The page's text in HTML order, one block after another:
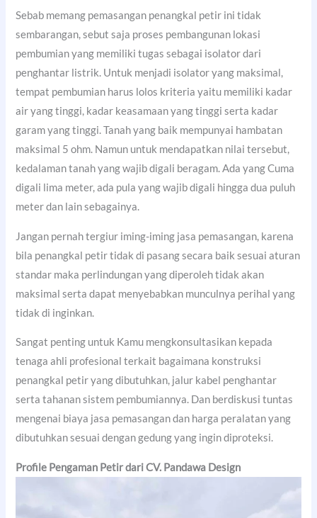
Sebab memang pemasangan penangkal petir ini tidak
sembarangan, sebut saja proses pembangunan lokasi
pembumian yang memiliki tugas sebagai isolator dari
penghantar listrik. Untuk menjadi isolator yang maksimal,
tempat pembumian harus lolos kriteria yaitu memiliki kadar
air yang tinggi, kadar keasamaan yang tinggi serta kadar
garam yang tinggi. Tanah yang baik mempunyai hambatan
maksimal 5 ohm. Namun untuk mendapatkan nilai tersebut,
kedalaman tanah yang wajib digali beragam. Ada yang Cuma
digali lima meter, ada pula yang wajib digali hingga dua puluh
meter dan lain sebagainya.
Jangan pernah tergiur iming-iming jasa pemasangan, karena
bila penangkal petir tidak di pasang secara baik sesuai aturan
standar maka perlindungan yang diperoleh tidak akan
maksimal serta dapat menyebabkan munculnya perihal yang
tidak di inginkan.
Sangat penting untuk Kamu mengkonsultasikan kepada
tenaga ahli profesional terkait bagaimana konstruksi
penangkal petir yang dibutuhkan, jalur kabel penghantar
serta tahanan sistem pembumiannya. Dan berdiskusi tuntas
mengenai biaya jasa pemasangan dan harga peralatan yang
dibutuhkan sesuai dengan gedung yang ingin diproteksi.
Profile Pengaman Petir dari CV. Pandawa Design